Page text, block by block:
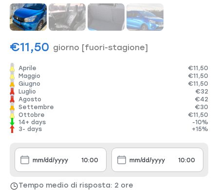
€11,50 giorno [fuori-stagione]
Aprile
€11,50
Maggio
€11,50
Giugno
€11,50
Luglio
€32
Agosto
€42
Settembre
€30
Ottobre
€11,50
14+ days
-10%
3- days
+15%
Tempo medio di risposta: 2 ore